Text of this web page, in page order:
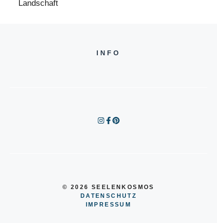
INFO
© 2026 SEELENKOSMOS
DATENSCHUTZ
IMPRESSUM